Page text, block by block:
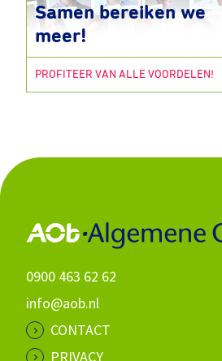
Samen bereiken we
meer!
PROFITEER VAN ALLE VOORDELEN!
0900 463 62 62
info@aob.nl
CONTACT
PRIVACY